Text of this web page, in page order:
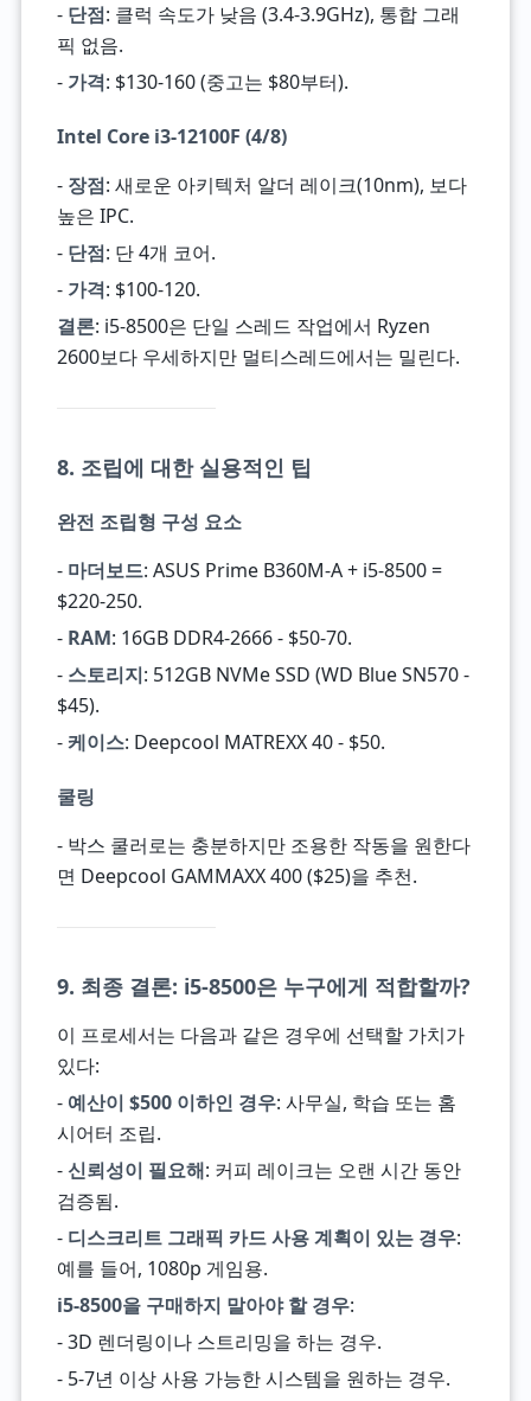
- 단점: 클럭 속도가 낮음 (3.4-3.9GHz), 통합 그래
픽 없음.
- 가격: $130-160 (중고는 $80부터).
Intel Core i3-12100F (4/8)
- 장점: 새로운 아키텍처 알더 레이크(10nm), 보다
높은 IPC.
- 단점: 단 4개 코어.
- 가격: $100-120.
결론: i5-8500은 단일 스레드 작업에서 Ryzen
2600보다 우세하지만 멀티스레드에서는 밀린다.
8. 조립에 대한 실용적인 팁
완전 조립형 구성 요소
- 마더보드: ASUS Prime B360M-A + i5-8500 =
$220-250.
- RAM: 16GB DDR4-2666 - $50-70.
- 스토리지: 512GB NVMe SSD (WD Blue SN570 -
$45).
-케이스: Deepcool MATREXX 40 - $50.
쿨링
- 박스 쿨러로는 충분하지만 조용한 작동을 원한다
면 Deepcool GAMMAXX 400 ($25)을 추천.
9. 최종 결론: i5-8500은 누구에게 적합할까?
이 프로세서는 다음과 같은 경우에 선택할 가치가
있다:
- 예산이 $500 이하인 경우: 사무실, 학습 또는 홈
시어터 조립.
-신뢰성이 필요해: 커피 레이크는 오랜 시간 동안
검증됨.
- 디스크리트 그래픽 카드 사용 계획이 있는 경우:
예를 들어, 1080p 게임용.
i5-8500을 구매하지 말아야 할 경우:
- 3D 렌더링이나 스트리밍을 하는 경우.
- 5-7년 이상 사용 가능한 시스템을 원하는 경우.